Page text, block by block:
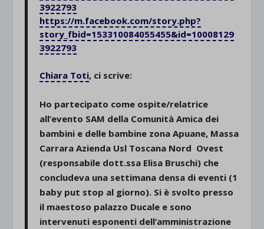
3922793
https://m.facebook.com/story.php?
story_fbid=153310084055455&id=10008129
3922793
Chiara Toti, ci scrive:
Ho partecipato come ospite/relatrice
all’evento SAM della Comunità Amica dei
bambini e delle bambine zona Apuane, Massa
Carrara Azienda Usl Toscana Nord Ovest
(responsabile dott.ssa Elisa Bruschi) che
concludeva una settimana densa di eventi (1
baby put stop al giorno). Si è svolto presso
il maestoso palazzo Ducale e sono
intervenuti esponenti dell’amministrazione